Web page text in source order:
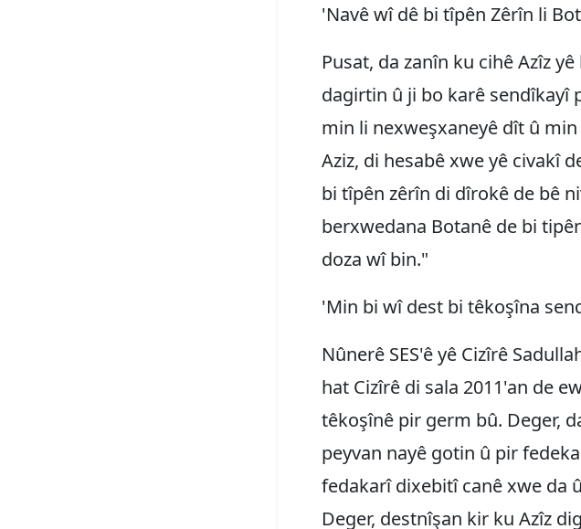
'Navê wî dê bi tîpên Zêrîn li
Pusat, da zanîn ku cihê Azîz
dagirtin û ji bo karê sendîkayî
min li nexweşxaneyê dît û
Aziz, di hesabê xwe yê civakî
bi tîpên zêrîn di dîrokê de bê
berxwedana Botanê de bi
doza wî bin."
'Min bi wî dest bi têkoşîna
Nûnerê SES'ê yê Cizîrê
hat Cizîrê di sala 2011'an de
têkoşînê pir germ bû. Deger,
peyvan nayê gotin û pir
fedakarî dixebitî canê xwe da
Deger, destnîşan kir ku Azîz